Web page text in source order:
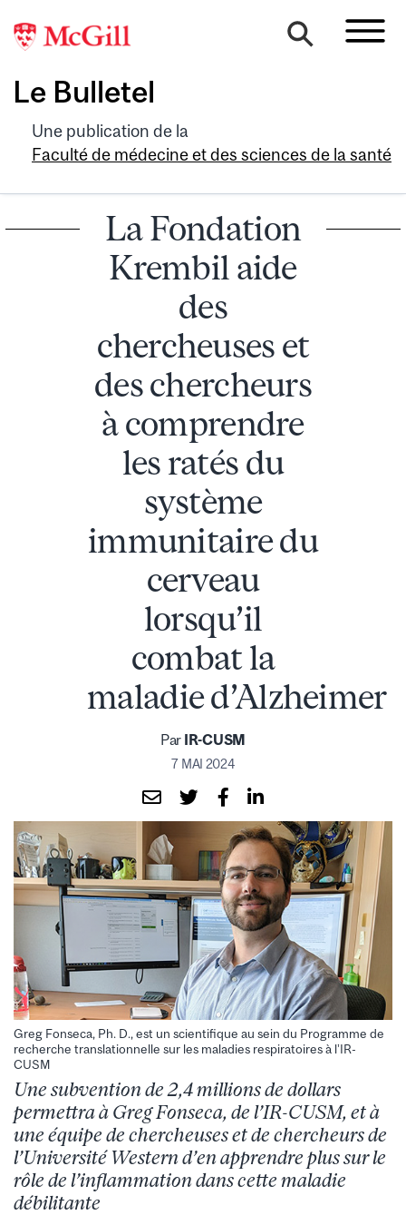
Le Bulletel
Une publication de la
Faculté de médecine et des sciences de la santé
La Fondation
Krembil aide
des
chercheuses et
des chercheurs
à comprendre
les ratés du
système
immunitaire du
cerveau
lorsqu’il
combat la
maladie d’Alzheimer
Par IR-CUSM
7 MAI 2024
Greg Fonseca, Ph. D., est un scientifique au sein du Programme de
recherche translationnelle sur les maladies respiratoires à l’IR-
CUSM
Une subvention de 2,4 millions de dollars
permettra à Greg Fonseca, de l’IR-CUSM, et à
une équipe de chercheuses et de chercheurs de
l’Université Western d’en apprendre plus sur le
rôle de l’inflammation dans cette maladie
débilitante